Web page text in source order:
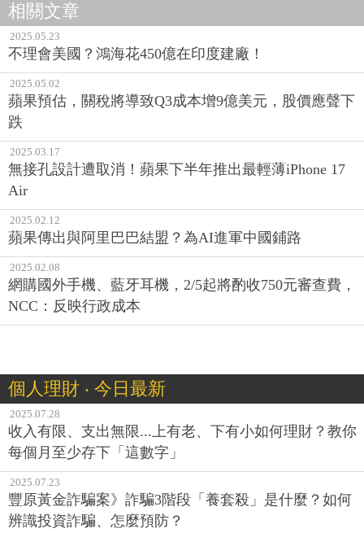
相關文章
2025.05.23
不理會美國？鴻海花450億在印度建廠！
2025.05.02
蘋果預估，關稅將導致Q3成本增9億美元，股價應聲下
跌
2025.03.17
無接孔設計遭取消！蘋果下半年推出最輕薄iPhone 17
Air
2025.02.12
蘋果傳出與阿里巴巴結盟？為AI進軍中國鋪路
2025.02.08
網購國外手機、藍牙耳機，2/5起將酌收750元審查費，
NCC：反映行政成本
個人理財 ‧ 今日最新
2025.07.28
收入有限、支出無限...上有老、下有小如何理財？教你
每個月至少存下「這數字」
2025.07.23
豐原黃金詐騙案》詐騙3階段「養套殺」是什麼？如何
辨識投資詐騙、怎麼預防？